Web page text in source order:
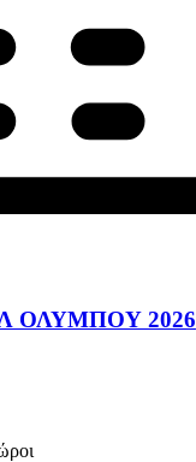
ΟΛΥΜΠΟΥ 2026